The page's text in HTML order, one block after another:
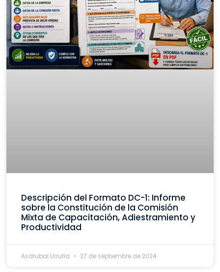
Descripción del Formato DC-1: Informe
sobre la Constitución de la Comisión
Mixta de Capacitación, Adiestramiento y
Productividad
Asdrubal Urrutia 27 de septiembre de 2024